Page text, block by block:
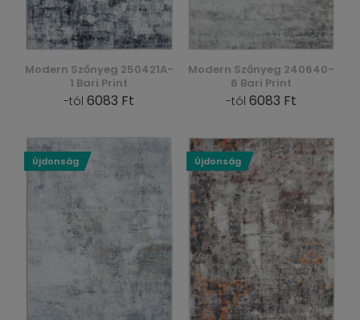
Modern Szőnyeg 250421A-
1 Bari Print
-tól 6083 Ft
Modern Szőnyeg 240640-
6 Bari Print
-tól 6083 Ft
Újdonság Újdonság